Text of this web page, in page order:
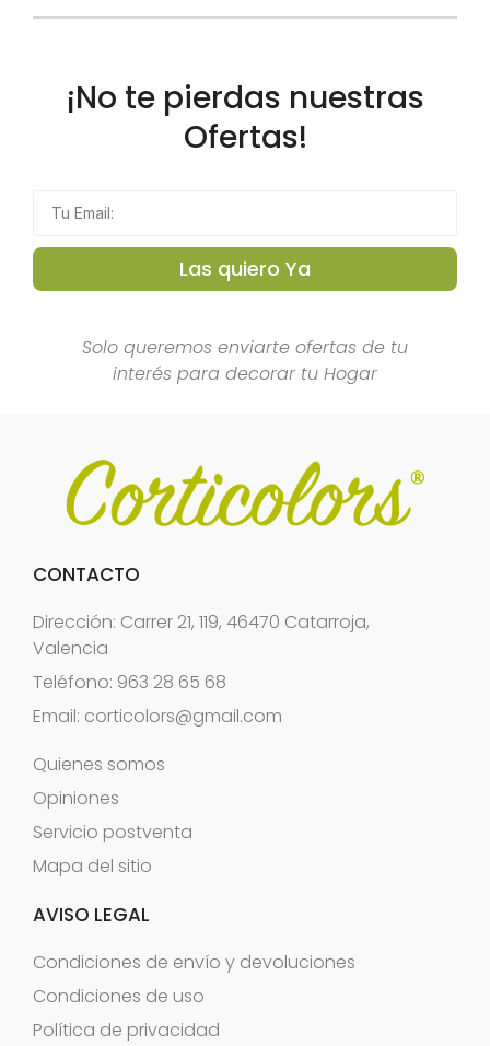
¡No te pierdas nuestras
Ofertas!
Las quiero Ya
Solo queremos enviarte ofertas de tu
interés para decorar tu Hogar
CONTACTO
Dirección: Carrer 21, 119, 46470 Catarroja,
Valencia
Teléfono: 963 28 65 68
Email: corticolors@gmail.com
Quienes somos
Opiniones
Servicio postventa
Mapa del sitio
AVISO LEGAL
Condiciones de envío y devoluciones
Condiciones de uso
Política de privacidad